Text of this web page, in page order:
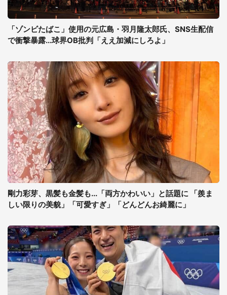
「ゾンビたばこ」使用の元広島・羽月隆太郎氏、SNS生配信
で衝撃暴露...球界OB批判「ええ加減にしろよ」
剛力彩芽、黒髪も金髪も...「両方かわいい」と話題に 「羨ま
しい限りの美貌」「可愛すぎ」「どんどんお綺麗に」